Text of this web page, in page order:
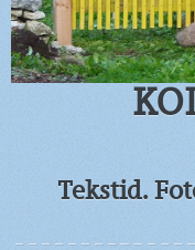
Tekstid.